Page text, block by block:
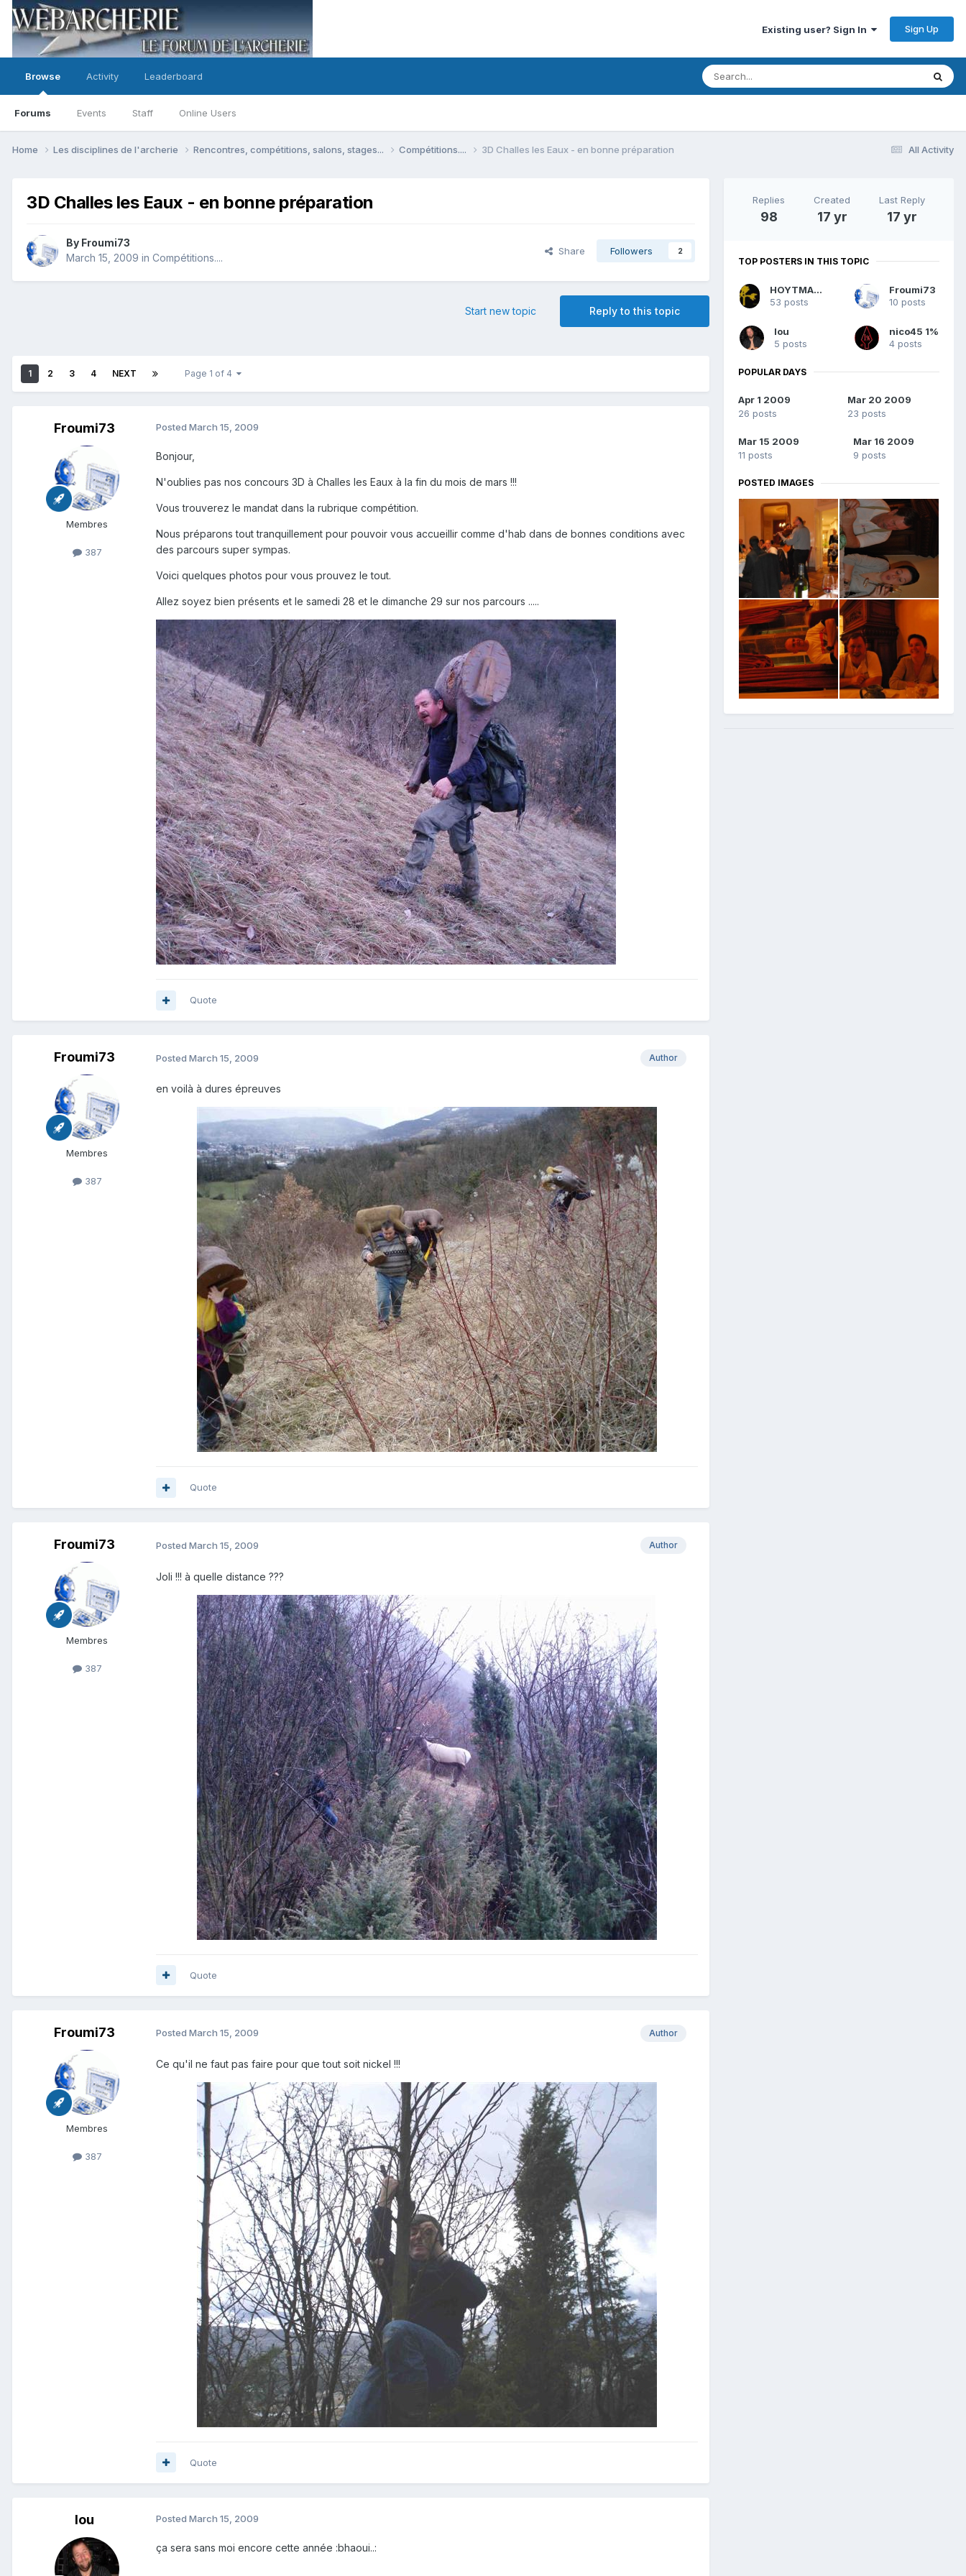
Existing user? Sign In Sign Up
Browse
Forums Events Staff Online Users
Activity Leaderboard
All Activity
Home Les disciplines de l'archerie Rencontres, compétitions, salons, stages... Compétitions.... 3D Challes les Eaux - en bonne préparation
3D Challes les Eaux - en bonne préparation
By Froumi73
March 15, 2009 in Compétitions....
Share Followers 2
Reply to this topic
Start new topic
1 2 3 4 NEXT Page 1 of 4
Froumi73
Membres
387
Posted March 15, 2009
Bonjour,
N'oublies pas nos concours 3D à Challes les Eaux à la fin du mois de mars !!!
Vous trouverez le mandat dans la rubrique compétition.
Nous préparons tout tranquillement pour pouvoir vous accueillir comme d'hab dans de bonnes conditions avec
des parcours super sympas.
Voici quelques photos pour vous prouvez le tout.
Allez soyez bien présents et le samedi 28 et le dimanche 29 sur nos parcours .....
Quote
Froumi73
Membres
387
Author
Posted March 15, 2009
en voilà à dures épreuves
Quote
Froumi73
Membres
387
Author
Posted March 15, 2009
Joli !!! à quelle distance ???
Quote
Froumi73
Membres
387
Author
Posted March 15, 2009
Ce qu'il ne faut pas faire pour que tout soit nickel !!!
Quote
lou Posted March 15, 2009
ça sera sans moi encore cette année :bhaoui..:
Replies
98
Created
17 yr
Last Reply
17 yr
TOP POSTERS IN THIS TOPIC
HOYTMAN 1%
53 posts
Froumi73
10 posts
lou
5 posts
nico45 1%
4 posts
POPULAR DAYS
Apr 1 2009
26 posts
Mar 20 2009
23 posts
Mar 15 2009
11 posts
Mar 16 2009
9 posts
POSTED IMAGES